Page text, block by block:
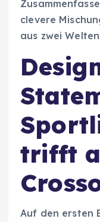
clevere
aus zwei
trifft
Auf den ersten